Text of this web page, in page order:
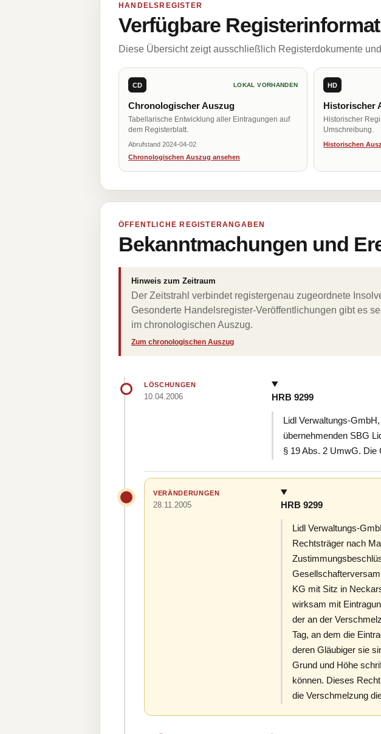
HANDELSREGISTER
Verfügbare
Diese Übersicht zeigt ausschließlich Registerdokumente
CD LOKAL VORHANDEN
Chronologischer Auszug
Tabellarische Entwicklung aller Eintragungen auf
dem Registerblatt.
Abrufstand 2024-04-02
Chronologischen Auszug ansehen
HD
Historischer
Historischer
Umschreibung.
Historischen
ÖFFENTLICHE REGISTERANGABEN
Bekanntmachungen und
Hinweis zum Zeitraum
Der Zeitstrahl verbindet registergenau zugeordnete
Gesonderte Handelsregister-Veröffentlichungen gibt es
im chronologischen Auszug.
Zum chronologischen Auszug
LÖSCHUNGEN
10.04.2006 HRB 9299
Lidl Verwaltungs-
übernehmenden SBG
§ 19 Abs. 2 UmwG. Die
VERÄNDERUNGEN
28.11.2005 HRB 9299
Lidl Verwaltungs-
Rechtsträger nach
KG mit Sitz in
wirksam mit
der an der
Tag, an dem die
deren Gläubiger sie
Grund und Höhe
können. Dieses
die Verschmelzung